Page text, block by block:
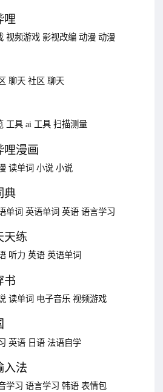
哩
视频游戏 影视改编 动漫 动漫
聊天 社区 聊天
工具 ai 工具 扫描测量
哩漫画
读单词 小说 小说
典
单词 英语单词 英语 语言学习
天练
听力 英语 英语单词
书
读单词 电子音乐 视频游戏
英语 日语 法语自学
入法
学习 语言学习 韩语 表情包